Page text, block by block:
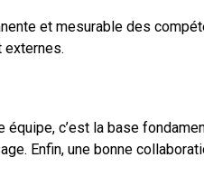
et mesurable des
externes.
équipe, c’est la base
Enfin, une bonne